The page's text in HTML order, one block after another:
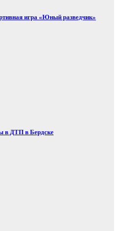
игра «Юный разведчик»
в ДТП в Бердске